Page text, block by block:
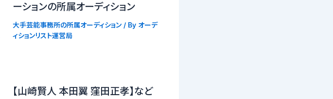
ーションの所属オーディション
大手芸能事務所の所属オーディション/ By オーデ
ィションリスト運営局
【山崎賢人 本田翼 窪田正孝】など